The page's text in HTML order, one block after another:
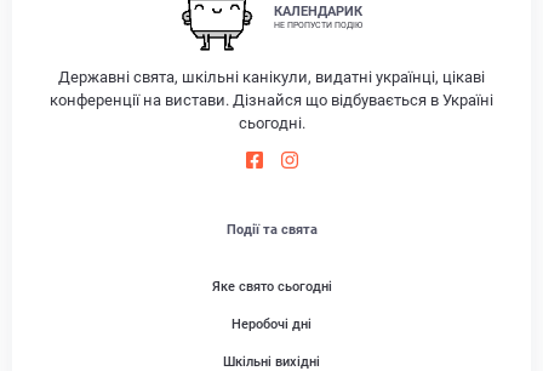
КАЛЕНДАРИК
НЕ ПРОПУСТИ ПОДІЮ
Державні свята, шкільні канікули, видатні українці, цікаві
конференції на вистави. Дізнайся що відбувається в Україні
сьогодні.
Події та свята
Яке свято сьогодні
Неробочі дні
Шкільні вихідні